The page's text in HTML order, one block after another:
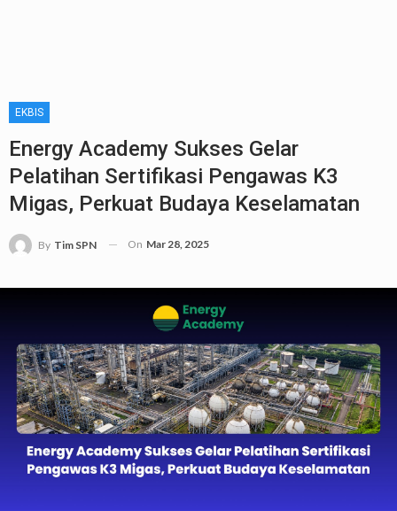
EKBIS
Energy Academy Sukses Gelar
Pelatihan Sertifikasi Pengawas K3
Migas, Perkuat Budaya Keselamatan
By Tim SPN On Mar 28, 2025